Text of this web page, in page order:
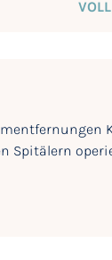
Spitälern